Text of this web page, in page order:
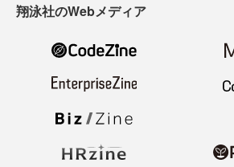
翔泳社のWebメディア